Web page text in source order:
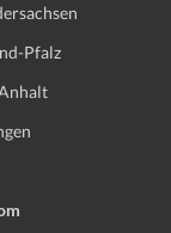
Pfalz